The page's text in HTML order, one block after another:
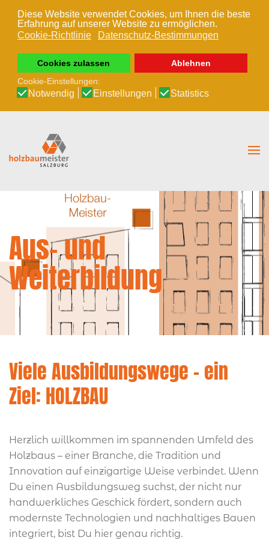
Diese Website verwendet Cookies, um Ihnen die beste
Erfahrung auf unserer Website zu ermöglichen.
Cookie-Richtlinie
Datenschutz-Bestimmungen
Cookies zulassen
Ablehnen
Cookie-Einstellungen:
Notwendig Einstellungen Statistics
Zum Hauptinhalt springen
Aus- und
Weiterbildung
Viele Ausbildungswege – ein
Ziel: HOLZBAU
Herzlich willkommen im spannenden Umfeld des
Holzbaus – einer Branche, die Tradition und
Innovation auf einzigartige Weise verbindet. Wenn
Du einen Ausbildungsweg suchst, der nicht nur
handwerkliches Geschick fördert, sondern auch
modernste Technologien und nachhaltiges Bauen
integriert, bist Du hier genau richtig.